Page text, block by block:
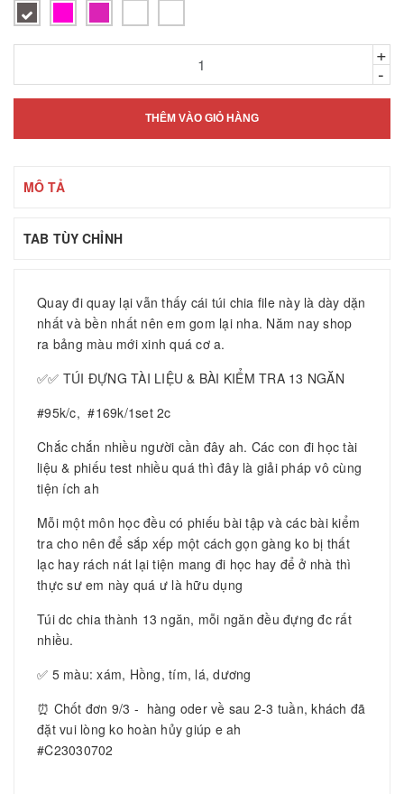
+
-
THÊM VÀO GIỎ HÀNG
MÔ TẢ
TAB TÙY CHỈNH
Quay đi quay lại vẫn thấy cái túi chia file này là dày dặn
nhất và bền nhất nên em gom lại nha. Năm nay shop
ra bảng màu mới xinh quá cơ a.
✅✅ TÚI ĐỰNG TÀI LIỆU & BÀI KIỂM TRA 13 NGĂN
#95k/c, #169k/1set 2c
Chắc chắn nhiều người cần đây ah. Các con đi học tài
liệu & phiếu test nhiều quá thì đây là giải pháp vô cùng
tiện ích ah
Mỗi một môn học đều có phiếu bài tập và các bài kiểm
tra cho nên để sắp xếp một cách gọn gàng ko bị thất
lạc hay rách nát lại tiện mang đi học hay để ở nhà thì
thực sư em này quá ư là hữu dụng
Túi dc chia thành 13 ngăn, mỗi ngăn đều đựng đc rất
nhiều.
✅ 5 màu: xám, Hồng, tím, lá, dương
⏰ Chốt đơn 9/3 - hàng oder về sau 2-3 tuần, khách đã
đặt vui lòng ko hoàn hủy giúp e ah
#C23030702